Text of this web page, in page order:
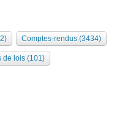
Comptes-rendus (3434)
de lois (101)